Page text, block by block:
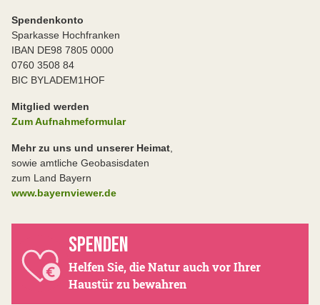
Spendenkonto
Sparkasse Hochfranken
IBAN DE98 7805 0000
0760 3508 84
BIC BYLADEM1HOF
Mitglied werden
Zum Aufnahmeformular
Mehr zu uns und unserer Heimat
sowie amtliche Geobasisdaten
zum Land Bayern
www.bayernviewer.de
SPENDEN
Helfen Sie, die Natur auch vor Ihrer
Haustür zu bewahren